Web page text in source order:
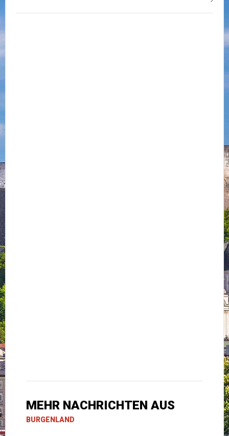
MEHR NACHRICHTEN AUS
BURGENLAND